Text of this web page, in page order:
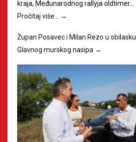
kraja, Međunarodnog rallyja oldtimer…
Pročitaj više…
→
Župan Posavec i Milan Rezo u obilasku
Glavnog murskog nasipa →